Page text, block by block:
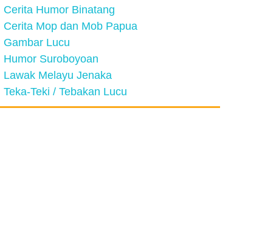
Cerita Humor Binatang
Cerita Mop dan Mob Papua
Gambar Lucu
Humor Suroboyoan
Lawak Melayu Jenaka
Teka-Teki / Tebakan Lucu